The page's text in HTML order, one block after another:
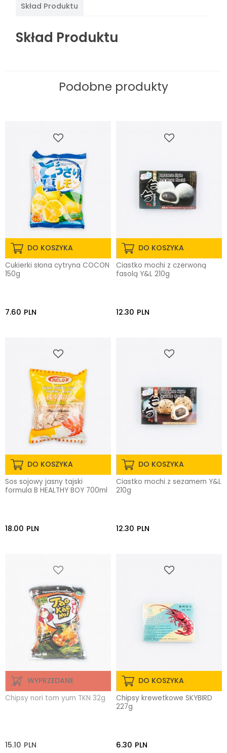
Skład Produktu
Skład Produktu
Podobne produkty
DO KOSZYKA
Cukierki słona cytryna COCON
150g
7.60 PLN
DO KOSZYKA
Ciastko mochi z czerwoną
fasolą Y&L 210g
12.30 PLN
DO KOSZYKA
Sos sojowy jasny tajski
formula B HEALTHY BOY 700ml
18.00 PLN
DO KOSZYKA
Ciastko mochi z sezamem Y&L
210g
12.30 PLN
WYPRZEDANE
Chipsy nori tom yum TKN 32g
15.10 PLN
DO KOSZYKA
Chipsy krewetkowe SKYBIRD
227g
6.30 PLN